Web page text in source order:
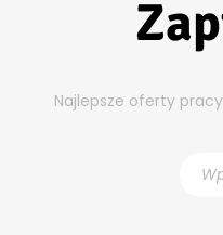
Najlepsze oferty